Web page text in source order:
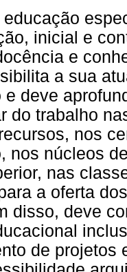
educação
inicial e
e
a sua
deve
do trabalho
nos
nos núcleos
nas
a oferta
disso, deve
de projetos